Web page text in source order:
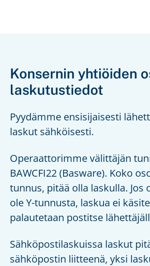
Konsernin yhtiöiden
laskutustiedot
Pyydämme ensisijaisesti
laskut sähköisesti.
Operaattorimme välittäjän
BAWCFI22 (Basware). Koko
tunnus, pitää olla laskulla. Jos
ole Y-tunnusta, laskua ei
palautetaan postitse
Sähköpostilaskuissa laskut
sähköpostin liitteenä, yksi